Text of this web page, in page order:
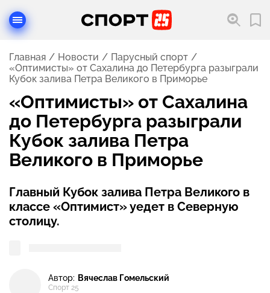
Главная Новости
Парусный спорт
«Оптимисты» от Сахалина до Петербурга разыграли
Кубок залива Петра Великого в Приморье
«Оптимисты» от Сахалина
до Петербурга разыграли
Кубок залива Петра
Великого в Приморье
Главный Кубок залива Петра Великого в
классе «Оптимист» уедет в Северную
столицу.
Автор: Вячеслав Гомельский
Спорт 25